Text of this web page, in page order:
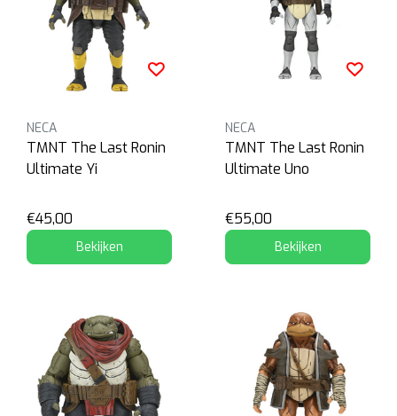
NECA
TMNT The Last Ronin
Ultimate Yi
€45,00
Bekijken
NECA
TMNT The Last Ronin
Ultimate Uno
€55,00
Bekijken